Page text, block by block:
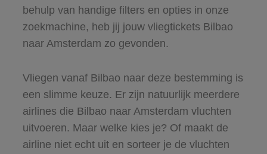
behulp van handige filters en opties in onze
zoekmachine, heb jij jouw vliegtickets Bilbao
naar Amsterdam zo gevonden.
Vliegen vanaf Bilbao naar deze bestemming is
een slimme keuze. Er zijn natuurlijk meerdere
airlines die Bilbao naar Amsterdam vluchten
uitvoeren. Maar welke kies je? Of maakt de
airline niet echt uit en sorteer je de vluchten